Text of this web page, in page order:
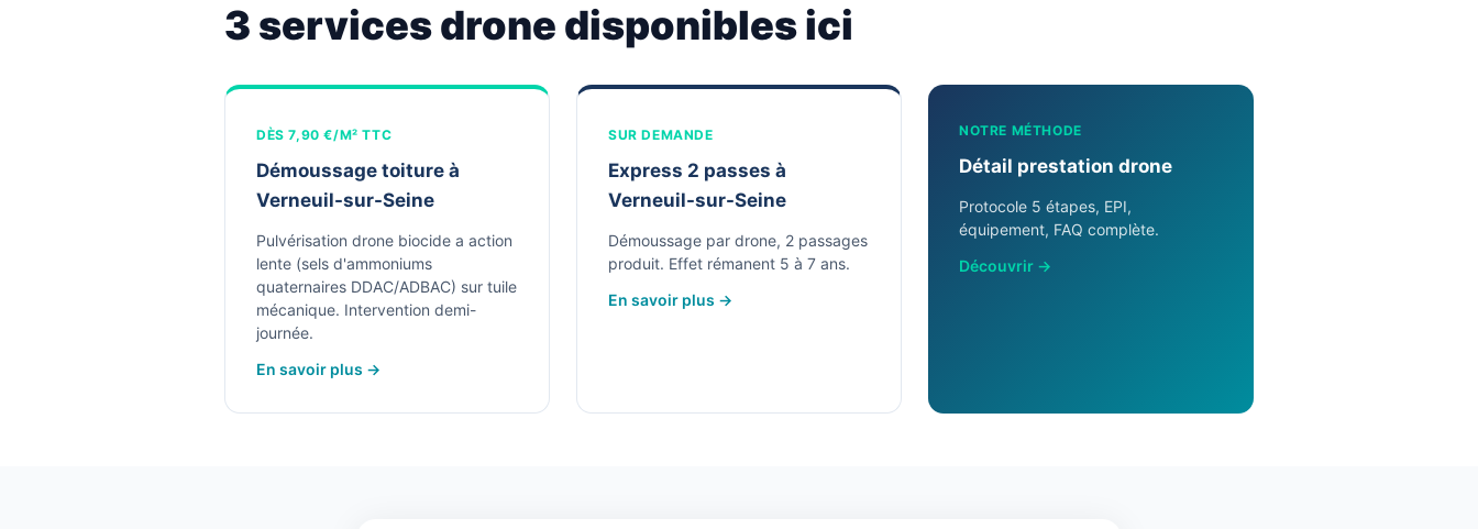
3 services drone disponibles ici
DÈS 7,90 €/M² TTC
Démoussage toiture à
Verneuil-sur-Seine
Pulvérisation drone biocide a action
lente (sels d'ammoniums
quaternaires DDAC/ADBAC) sur tuile
mécanique. Intervention demi-
journée.
En savoir plus →
SUR DEMANDE
Express 2 passes à
Verneuil-sur-Seine
Démoussage par drone, 2 passages
produit. Effet rémanent 5 à 7 ans.
En savoir plus →
NOTRE MÉTHODE
Détail prestation drone
Protocole 5 étapes, EPI,
équipement, FAQ complète.
Découvrir →